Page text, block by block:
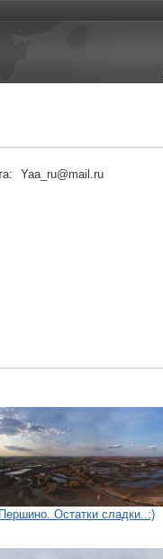
Yaa_ru@mail.ru
Остатки сладки..:)